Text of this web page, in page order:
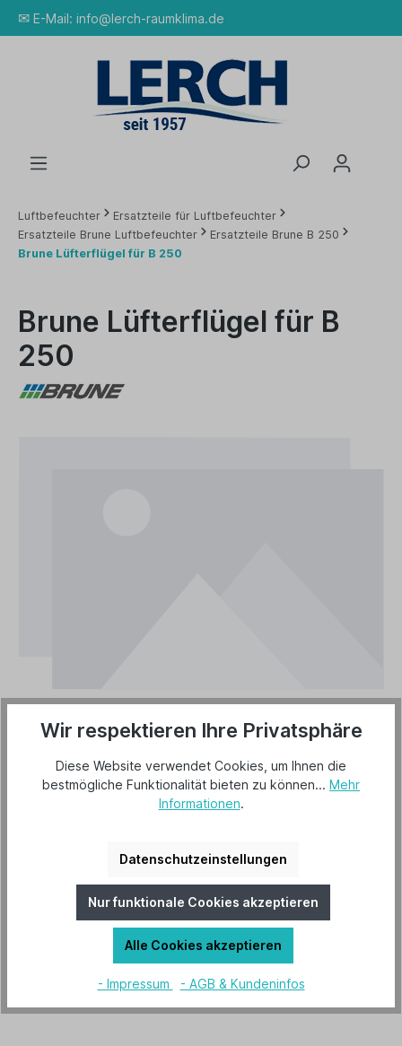
✉ E-Mail: info@lerch-raumklima.de
Luftbefeuchter
Ersatzteile für Luftbefeuchter
Ersatzteile Brune Luftbefeuchter
Ersatzteile Brune B 250
Brune Lüfterflügel für B 250
Brune Lüfterflügel für B
250
Lieferzeit 2-3 Tage
In den Warenkorb
Wir respektieren Ihre Privatsphäre
Diese Website verwendet Cookies, um Ihnen die
bestmögliche Funktionalität bieten zu können... Mehr
Informationen.
Datenschutzeinstellungen
Nur funktionale Cookies akzeptieren
Alle Cookies akzeptieren
- Impressum - AGB & Kundeninfos